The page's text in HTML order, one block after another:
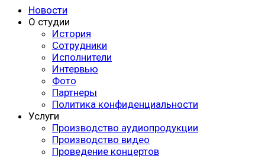
Новости
О студии
История
Сотрудники
Исполнители
Интервью
Фото
Партнеры
Политика конфиденциальности
Услуги
Производство аудиопродукции
Производство видео
Проведение концертов